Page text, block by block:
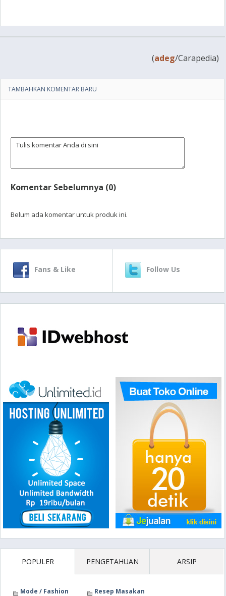
(adeg/Carapedia)
TAMBAHKAN KOMENTAR BARU
Komentar Sebelumnya (0)
Belum ada komentar untuk produk ini.
Fans & Like Follow Us
POPULER PENGETAHUAN ARSIP
Mode / Fashion
Resep Masakan